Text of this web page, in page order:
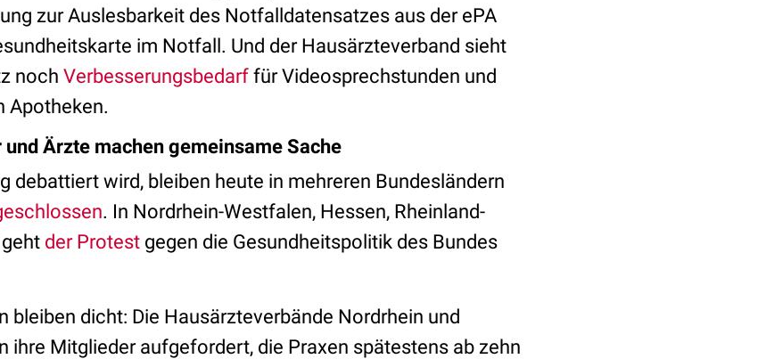
zur Auslesbarkeit des Notfalldatensatzes aus der ePA
im Notfall. Und der Hausärzteverband sieht
noch Verbesserungsbedarf für Videosprechstunden und
Apotheken.
Ärzte machen gemeinsame Sache
debattiert wird, bleiben heute in mehreren Bundesländern
. In Nordrhein-Westfalen, Hessen, Rheinland-
der Protest gegen die Gesundheitspolitik des Bundes
bleiben dicht: Die Hausärzteverbände Nordrhein und
ihre Mitglieder aufgefordert, die Praxen spätestens ab zehn